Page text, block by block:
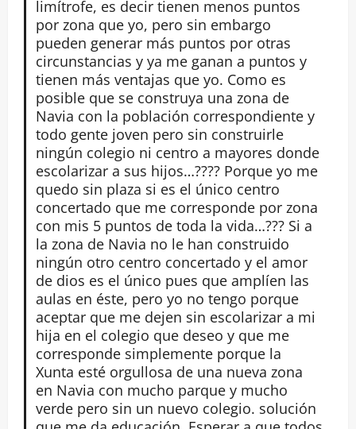
limítrofe, es decir tienen menos puntos
por zona que yo, pero sin embargo
pueden generar más puntos por otras
circunstancias y ya me ganan a puntos y
tienen más ventajas que yo. Como es
posible que se construya una zona de
Navia con la población correspondiente y
todo gente joven pero sin construirle
ningún colegio ni centro a mayores donde
escolarizar a sus hijos…???? Porque yo me
quedo sin plaza si es el único centro
concertado que me corresponde por zona
con mis 5 puntos de toda la vida…??? Si a
la zona de Navia no le han construido
ningún otro centro concertado y el amor
de dios es el único pues que amplíen las
aulas en éste, pero yo no tengo porque
aceptar que me dejen sin escolarizar a mi
hija en el colegio que deseo y que me
corresponde simplemente porque la
Xunta esté orgullosa de una nueva zona
en Navia con mucho parque y mucho
verde pero sin un nuevo colegio. solución